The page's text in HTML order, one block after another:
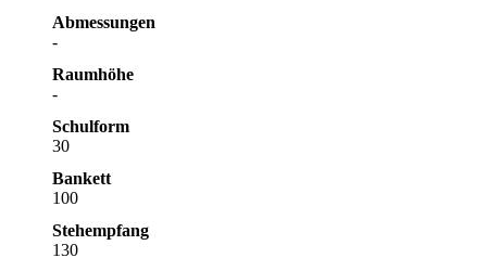
Abmessungen
-
Raumhöhe
-
Schulform
30
Bankett
100
Stehempfang
130